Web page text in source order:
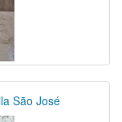
São José